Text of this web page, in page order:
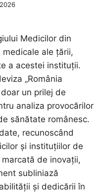
Medicilor din
medicale ale țării,
a acestei instituții.
„România
un prilej de
analiza provocărilor
sănătate românesc.
recunoscând
și instituțiilor de
de inovații,
subliniază
și dedicării în